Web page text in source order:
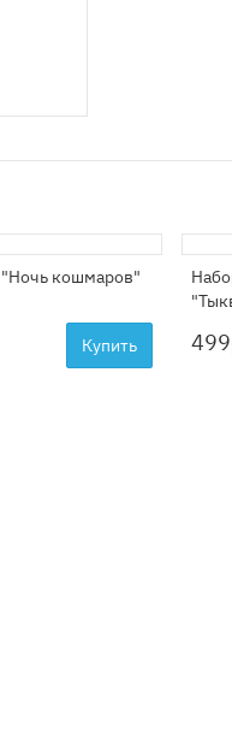
кошмаров"
Купить 499